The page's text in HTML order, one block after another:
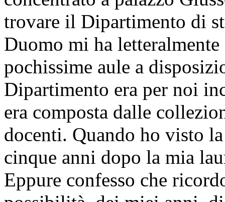
trovare il Dipartimento di
Duomo mi ha
pochissime aule a
Dipartimento era per noi
era composta dalle
docenti. Quando ho visto
cinque anni dopo la mia
Eppure confesso che